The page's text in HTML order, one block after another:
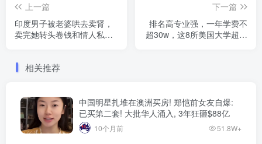
上一篇
印度男子被老婆哄去卖肾，
卖完她转头卷钱和情人私
下一篇
排名高专业强，一年学费不
超30w，这8所美国大学超具
相关推荐
中国明星扎堆在澳洲买房! 郑恺前女友自爆:
已买第二套! 大批华人涌入, 3年狂砸$88亿
10个月前 51.8W+